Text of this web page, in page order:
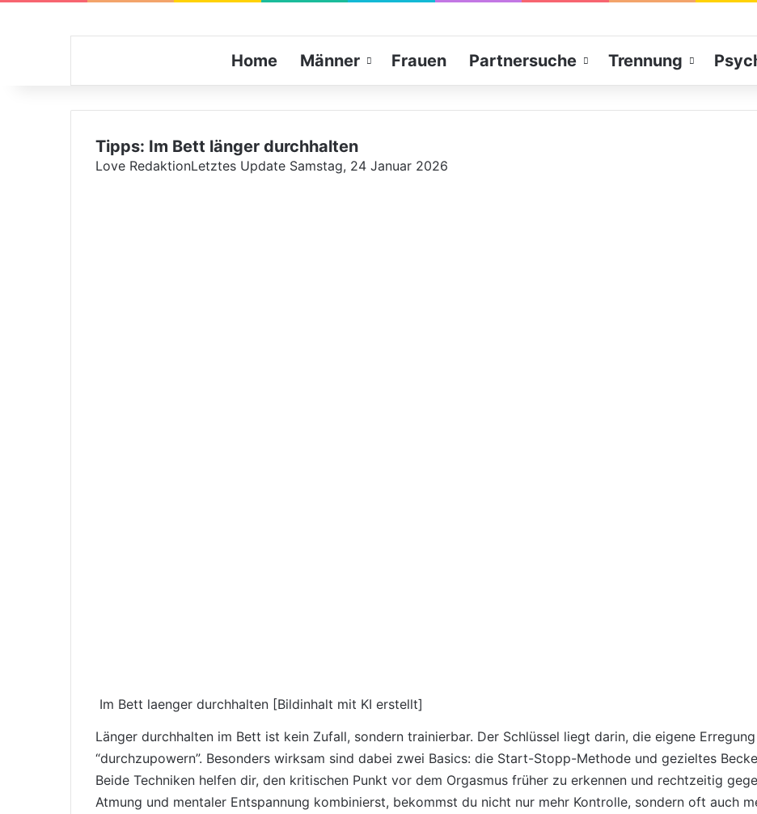
Home Männer Frauen Partnersuche Trennung
Tipps: Im Bett länger durchhalten
Love RedaktionLetztes Update Samstag, 24 Januar 2026
Im Bett laenger durchhalten [Bildinhalt mit KI erstellt]
Länger durchhalten im Bett ist kein Zufall, sondern trainierbar. Der Schlüssel liegt darin, die eigene
“durchzupowern”. Besonders wirksam sind dabei zwei Basics: die Start-Stopp-Methode und gezieltes
Beide Techniken helfen dir, den kritischen Punkt vor dem Orgasmus früher zu erkennen und rechtzeitig
Atmung und mentaler Entspannung kombinierst, bekommst du nicht nur mehr Kontrolle, sondern oft auch